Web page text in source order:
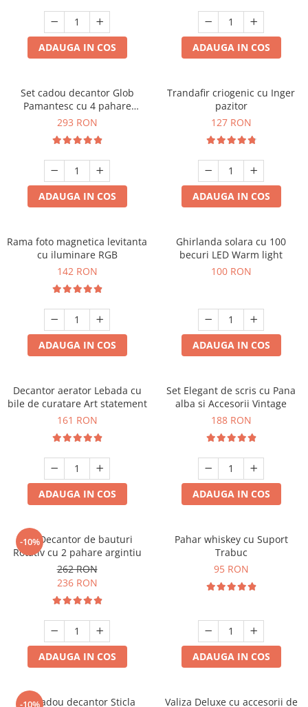
Cadouri Fete
Pentru Copilul din tine
Cadouri Haioase
Cadouri Majorat
Cadouri pentru Nasi
Cadouri pentru Bunici
Cadouri pentru Sefi
Cel ce are tot
Cani si Termosuri
Jocuri si Puzzle
Produse pentru Calatorie
Cadouri Sfantul Alexandru
Cadouri Sfanta Ana
Cadouri Sfanta Maria
Cadouri Sfintii Mihail si Gavriil
ADAUGA IN COS ADAUGA IN COS
Set cadou decantor Glob
Pamantesc cu 4 pahare
Deluxe
293 RON
ADAUGA IN COS
Trandafir criogenic cu Inger
pazitor
127 RON
ADAUGA IN COS
Rama foto magnetica levitanta
cu iluminare RGB
142 RON
ADAUGA IN COS
Ghirlanda solara cu 100
becuri LED Warm light
100 RON
ADAUGA IN COS
Decantor aerator Lebada cu
bile de curatare Art statement
161 RON
ADAUGA IN COS
Set Elegant de scris cu Pana
alba si Accesorii Vintage
188 RON
ADAUGA IN COS
-10%
Set Decantor de bauturi
Rotativ cu 2 pahare argintiu
262 RON
236 RON
ADAUGA IN COS
Pahar whiskey cu Suport
Trabuc
95 RON
ADAUGA IN COS
-10%
Set cadou decantor Sticla
Valiza Deluxe cu accesorii de